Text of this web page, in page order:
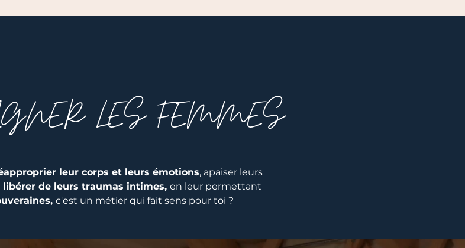
LES FEMMES
leur corps et leurs émotions, apaiser leurs
libérer de leurs traumas intimes, en leur permettant
, c'est un métier qui fait sens pour toi ?